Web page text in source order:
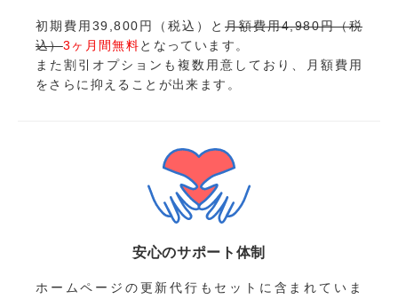
初期費用39,800円（税込）と 月額費用4,980円（税
込）3ヶ月間無料となっています。
また割引オプションも複数用意しており、月額費用
をさらに抑えることが出来ます。
安心のサポート体制
ホームページの更新代行もセットに含まれていま